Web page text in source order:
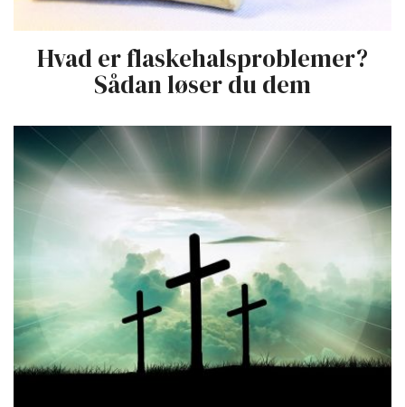
Hvad er flaskehalsproblemer?
Sådan løser du dem